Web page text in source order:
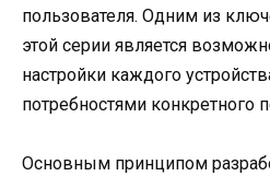
пользователя. Одним из
этой серии является
настройки каждого
потребностями конкретного
Основным принципом